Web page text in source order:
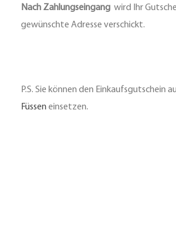
Nach Zahlungseingang wird Ihr
gewünschte Adresse verschickt.
P.S. Sie können den Einkaufsgutschein
Füssen einsetzen.